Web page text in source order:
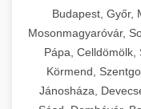
Budapest, Győr,
Mosonmagyaróvár,
Pápa, Celldömölk,
Körmend,
Jánosháza,